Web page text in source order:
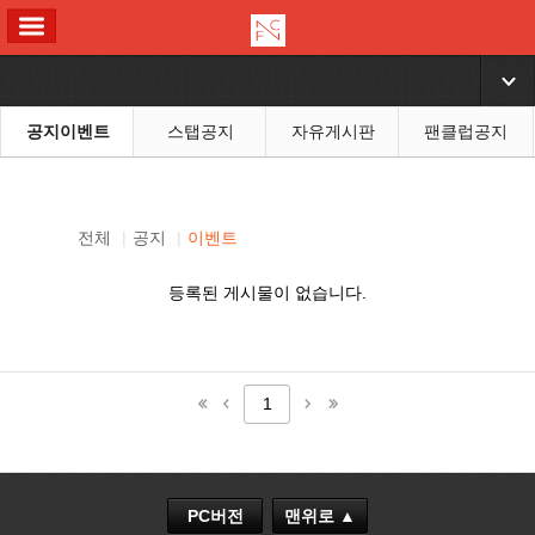
▼
공지이벤트 스탭공지 자유게시판 팬클럽공지
전체 | 공지 | 이벤트
등록된 게시물이 없습니다.
1
PC버전 맨위로 ▲